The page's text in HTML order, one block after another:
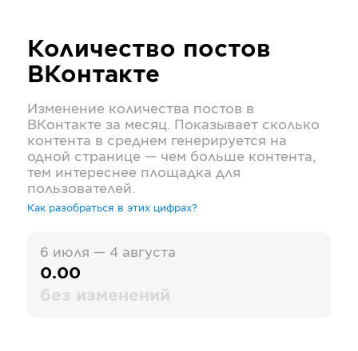
Количество постов
ВКонтакте
Изменение количества постов в
ВКонтакте за месяц. Показывает сколько
контента в среднем генерируется на
одной странице — чем больше контента,
тем интереснее площадка для
пользователей.
Как разобраться в этих цифрах?
6 июля — 4 августа
0.00
без изменений